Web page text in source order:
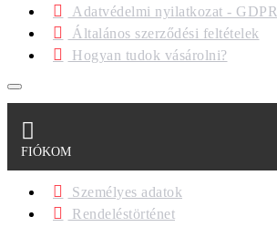
Adatvédelmi nyilatkozat - GDPR
Általános szerződési feltételek
Hogyan tudok vásárolni?
FIÓKOM
Személyes adatok
Rendeléstörténet